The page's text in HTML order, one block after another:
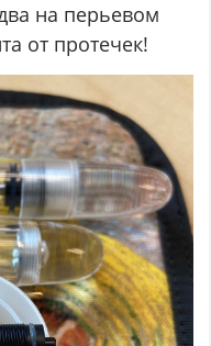
на перьевом
от протечек!